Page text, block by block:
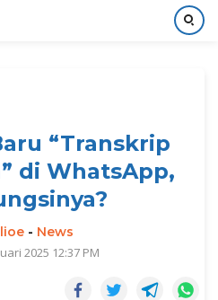
“Transkrip
di WhatsApp,
- News
2025 12:37 PM